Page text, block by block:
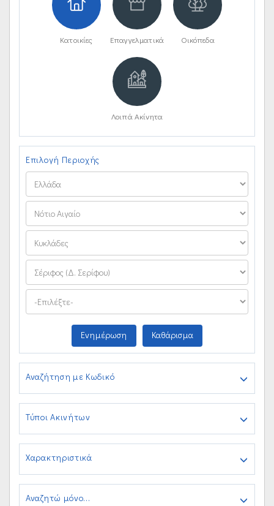
Κατοικίες Επαγγελματικά Οικόπεδα
Λοιπά Ακίνητα
Επιλογή Περιοχής
Ενημέρωση Καθάρισμα
Αναζήτηση με Κωδικό
Τύποι Ακινήτων
Χαρακτηριστικά
Αναζητώ μόνο...